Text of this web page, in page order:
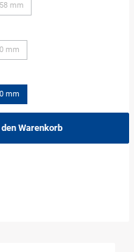
mm
mm
mm
den Warenkorb